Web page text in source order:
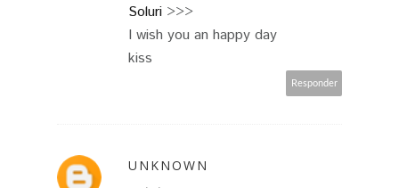
Soluri >>>
I wish you an happy day
kiss
Responder
UNKNOWN